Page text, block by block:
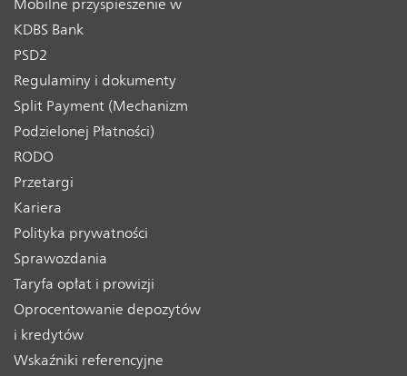
Mobilne przyspieszenie w
KDBS Bank
PSD2
Regulaminy i dokumenty
Split Payment (Mechanizm
Podzielonej Płatności)
RODO
Przetargi
Kariera
Polityka prywatności
Sprawozdania
Taryfa opłat i prowizji
Oprocentowanie depozytów
i kredytów
Wskaźniki referencyjne